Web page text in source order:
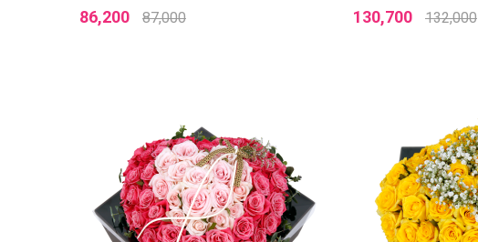
86,200
87,000
130,700
132,000